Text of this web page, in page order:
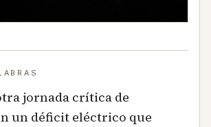
jornada crítica de
un déficit eléctrico que